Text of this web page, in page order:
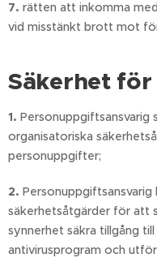
7. rätten att inkomma
vid misstänkt brott mot
Säkerhet
1. Personuppgiftsansvarig
organisatoriska
personuppgifter;
2.
säkerhetsåtgärder för att
synnerhet säkra tillgång
antivirusprogram och